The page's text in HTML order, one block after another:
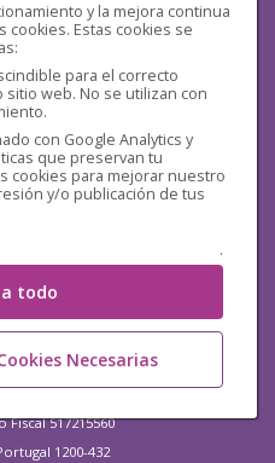
y la mejora continua
Estas cookies se
para el correcto
web. No se utilizan con
con Google Analytics y
que preservan tu
cookies para mejorar nuestro
y/o publicación de tus
.
todo
Necesarias
517215560
1200-432